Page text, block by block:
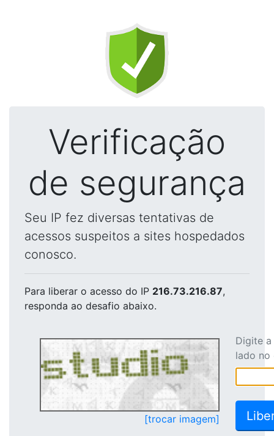
Verificação
de segurança
Seu IP fez diversas tentativas de
acessos suspeitos a sites hospedados
conosco.
Para liberar o acesso do IP 216.73.216.87,
responda ao desafio abaixo.
[trocar imagem]
Digite
lado no